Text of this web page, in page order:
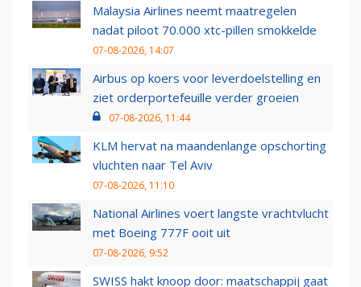
Malaysia Airlines neemt maatregelen
nadat piloot 70.000 xtc-pillen smokkelde
07-08-2026, 14:07
Airbus op koers voor leverdoelstelling en
ziet orderportefeuille verder groeien
07-08-2026, 11:44
KLM hervat na maandenlange opschorting
vluchten naar Tel Aviv
07-08-2026, 11:10
National Airlines voert langste vrachtvlucht
met Boeing 777F ooit uit
07-08-2026, 9:52
SWISS hakt knoop door: maatschappij gaat